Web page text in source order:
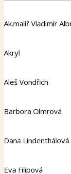
Ak.malíř Vladimír
Akryl
Aleš Vondřich
Barbora Olmrová
Dana Lindenthálová
Eva Filipová